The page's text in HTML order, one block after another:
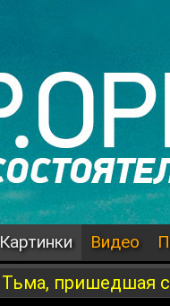
Картинки Видео
Тьма, пришедшая